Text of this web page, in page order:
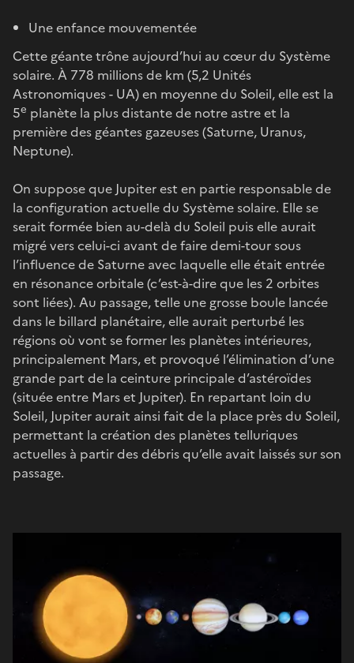
Une enfance mouvementée
Cette géante trône aujourd’hui au cœur du Système
solaire. À 778 millions de km (5,2 Unités
Astronomiques - UA) en moyenne du Soleil, elle est la
5e planète la plus distante de notre astre et la
première des géantes gazeuses (Saturne, Uranus,
Neptune).
On suppose que Jupiter est en partie responsable de
la configuration actuelle du Système solaire. Elle se
serait formée bien au-delà du Soleil puis elle aurait
migré vers celui-ci avant de faire demi-tour sous
l’influence de Saturne avec laquelle elle était entrée
en résonance orbitale (c’est-à-dire que les 2 orbites
sont liées). Au passage, telle une grosse boule lancée
dans le billard planétaire, elle aurait perturbé les
régions où vont se former les planètes intérieures,
principalement Mars, et provoqué l’élimination d’une
grande part de la ceinture principale d’astéroïdes
(située entre Mars et Jupiter). En repartant loin du
Soleil, Jupiter aurait ainsi fait de la place près du Soleil,
permettant la création des planètes telluriques
actuelles à partir des débris qu’elle avait laissés sur son
passage.